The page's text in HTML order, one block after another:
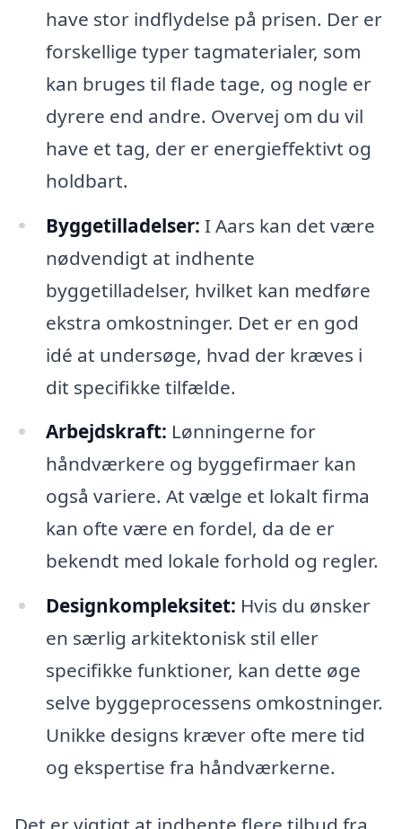
have stor indflydelse på prisen. Der er
forskellige typer tagmaterialer, som
kan bruges til flade tage, og nogle er
dyrere end andre. Overvej om du vil
have et tag, der er energieffektivt og
holdbart.
Byggetilladelser: I Aars kan det være
nødvendigt at indhente
byggetilladelser, hvilket kan medføre
ekstra omkostninger. Det er en god
idé at undersøge, hvad der kræves i
dit specifikke tilfælde.
Arbejdskraft: Lønningerne for
håndværkere og byggefirmaer kan
også variere. At vælge et lokalt firma
kan ofte være en fordel, da de er
bekendt med lokale forhold og regler.
Designkompleksitet: Hvis du ønsker
en særlig arkitektonisk stil eller
specifikke funktioner, kan dette øge
selve byggeprocessens omkostninger.
Unikke designs kræver ofte mere tid
og ekspertise fra håndværkerne.